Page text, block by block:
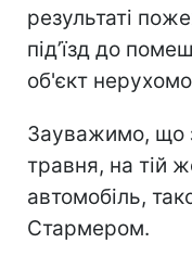
результаті
під’їзд до
об'єкт
Зауважимо, що
травня, на тій
автомобіль,
Стармером.